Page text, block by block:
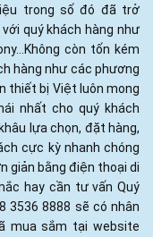
trong số đó đã trở
quý khách hàng như
còn tốn kém
hàng như các phương
thiết bị Việt luôn mong
nhất cho quý khách
lựa chọn, đặt hàng,
cực kỳ nhanh chóng
giản bằng điện thoại di
hay cần tư vấn Quý
3536 8888 sẽ có nhân
mua sắm tại website